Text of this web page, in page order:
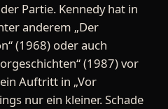
Partie. Kennedy hat in
anderem „Der
(1968) oder auch
(1987) vor
Auftritt in „Vor
nur ein kleiner. Schade